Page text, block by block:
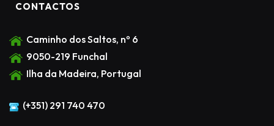
CONTACTOS
Caminho dos Saltos, nº 6
9050-219 Funchal
Ilha da Madeira, Portugal
(+351) 291 740 470